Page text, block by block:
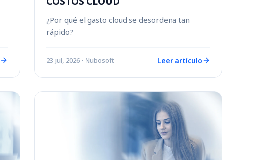
¿Por qué el gasto cloud se desordena tan
rápido?
23 jul, 2026 • Nubosoft Leer artículo